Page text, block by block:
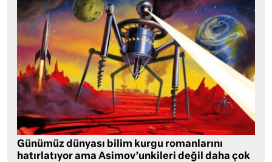
Günümüz dünyası bilim kurgu romanlarını
hatırlatıyor ama Asimov’unkileri değil daha çok